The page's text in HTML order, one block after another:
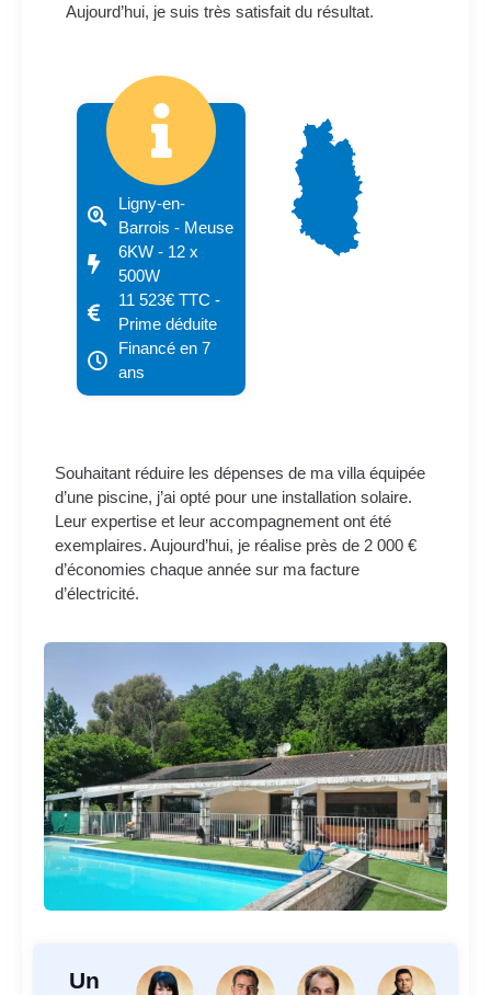
Aujourd’hui, je suis très satisfait du résultat.
Ligny-en-
Barrois - Meuse
6KW - 12 x
500W
11 523€ TTC -
Prime déduite
Financé en 7
ans
Souhaitant réduire les dépenses de ma villa équipée
d’une piscine, j’ai opté pour une installation solaire.
Leur expertise et leur accompagnement ont été
exemplaires. Aujourd’hui, je réalise près de 2 000 €
d’économies chaque année sur ma facture
d’électricité.
Un